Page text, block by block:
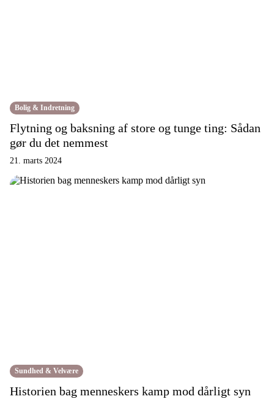
Bolig & Indretning
Flytning og baksning af store og tunge ting: Sådan
gør du det nemmest
21. marts 2024
Sundhed & Velvære
Historien bag menneskers kamp mod dårligt syn